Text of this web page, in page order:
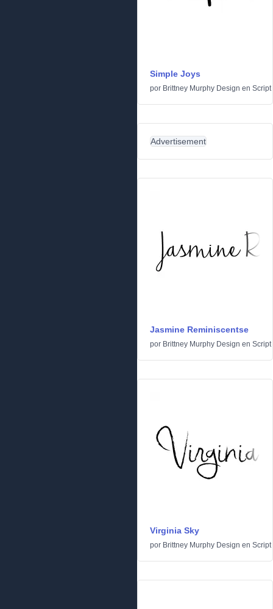
Simple Joys
por Brittney Murphy Design en Script
Advertisement
Jasmine Reminiscentse
por Brittney Murphy Design en Script
Virginia Sky
por Brittney Murphy Design en Script